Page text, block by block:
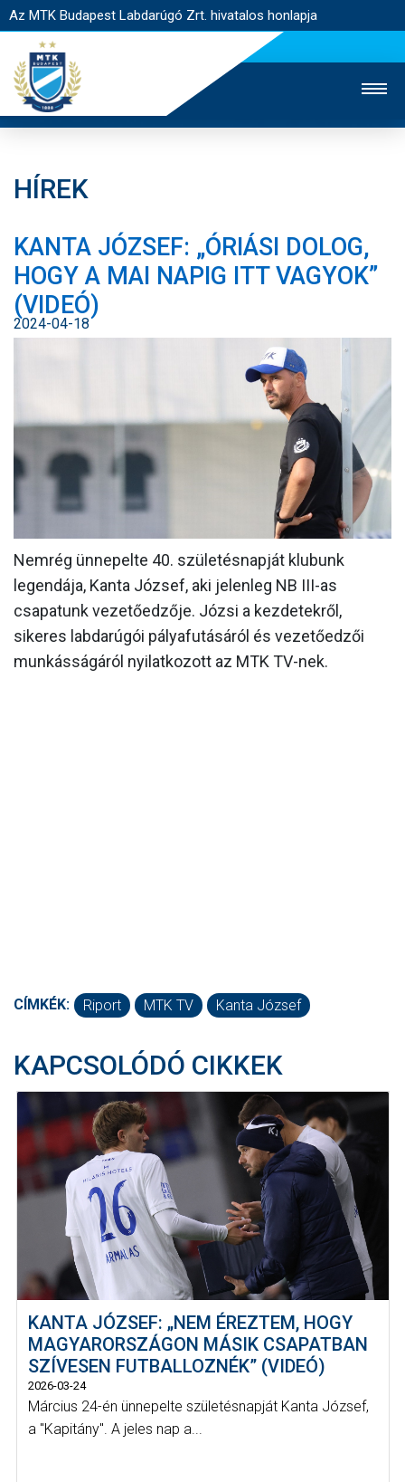
Az MTK Budapest Labdarúgó Zrt. hivatalos honlapja
JEGYÉRTÉKESÍTÉS
WEBSHOP
STADION
EGYESÜLET
KAPCSOLAT
NYITÓLAP
SZURKOLÓI ÉLMÉNYEK
AKKREDITÁCIÓ
HÍREK
KANTA JÓZSEF: „ÓRIÁSI DOLOG,
HOGY A MAI NAPIG ITT VAGYOK”
(VIDEÓ)
2024-04-18
Nemrég ünnepelte 40. születésnapját klubunk
legendája, Kanta József, aki jelenleg NB III-as
csapatunk vezetőedzője. Józsi a kezdetekről,
sikeres labdarúgói pályafutásáról és vezetőedzői
munkásságáról nyilatkozott az MTK TV-nek.
CÍMKÉK: Riport MTK TV Kanta József
KAPCSOLÓDÓ CIKKEK
KANTA JÓZSEF: „NEM ÉREZTEM, HOGY
MAGYARORSZÁGON MÁSIK CSAPATBAN
SZÍVESEN FUTBALLOZNÉK” (VIDEÓ)
2026-03-24
Március 24-én ünnepelte születésnapját Kanta József,
a "Kapitány". A jeles nap a...